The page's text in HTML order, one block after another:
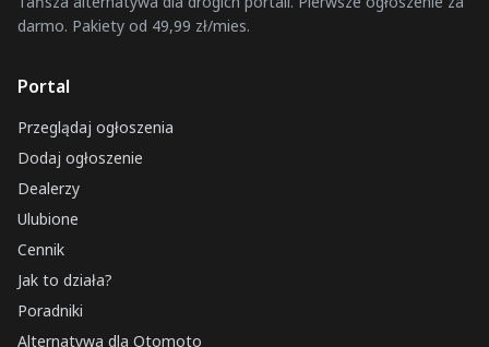
darmo. Pakiety od 49,99 zł/mies.
Portal
Przeglądaj ogłoszenia
Dodaj ogłoszenie
Dealerzy
Ulubione
Cennik
Jak to działa?
Poradniki
Alternatywa dla Otomoto